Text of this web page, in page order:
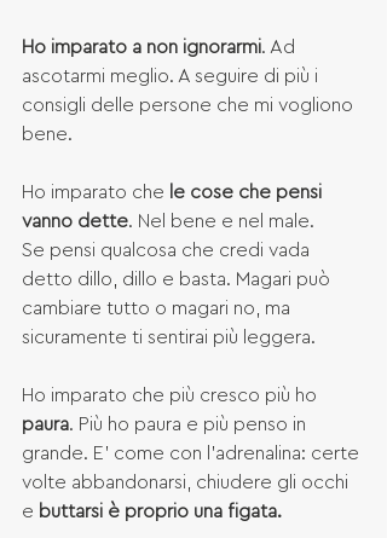
Ho imparato a non ignorarmi. Ad
ascotarmi meglio. A seguire di più i
consigli delle persone che mi vogliono
bene.
Ho imparato che le cose che pensi
vanno dette. Nel bene e nel male.
Se pensi qualcosa che credi vada
detto dillo, dillo e basta. Magari può
cambiare tutto o magari no, ma
sicuramente ti sentirai più leggera.
Ho imparato che più cresco più ho
paura. Più ho paura e più penso in
grande. E' come con l'adrenalina: certe
volte abbandonarsi, chiudere gli occhi
e buttarsi è proprio una figata.